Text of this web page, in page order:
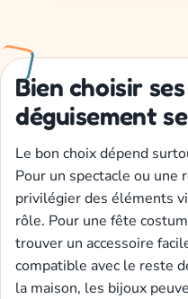
Bien choisir
déguisement
Le bon choix dépend
Pour un spectacle ou
privilégier des éléments
rôle. Pour une fête
trouver un accessoire
compatible avec le reste
la maison, les bijoux